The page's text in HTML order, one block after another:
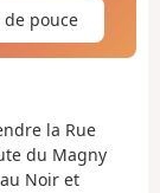
de pouce
la Rue
du Magny
Noir et